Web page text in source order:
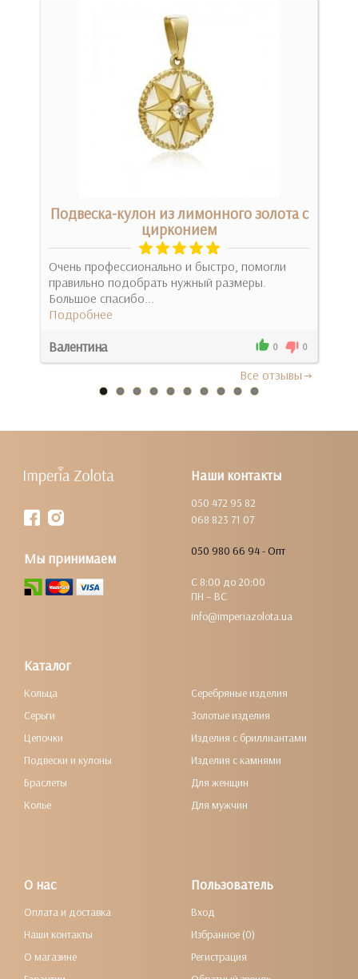
Подвеска-кулон из лимонного золота с
цирконием
Очень профессионально и быстро, помогли
правильно подобрать нужный размеры.
Большое спасибо...
Подробнее
Валентина 0 0
Все отзывы
Наши контакты
050 472 95 82
068 823 71 07
050 980 66 94 - Опт
С 8:00 до 20:00
ПН – ВС
info@imperiazolota.ua
Мы принимаем
Каталог
Кольца
Серьги
Цепочки
Подвески и кулоны
Браслеты
Колье
Серебряные изделия
Золотые изделия
Изделия с бриллиантами
Изделия с камнями
Для женщин
Для мужчин
О нас
Оплата и доставка
Наши контакты
О магазине
Пользователь
Вход
Избранное (0)
Регистрация